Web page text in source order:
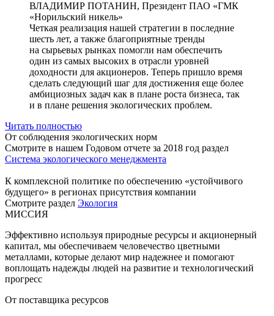
ВЛАДИМИР ПОТАНИН, Президент ПАО «ГМК
«Норильский никель»
Четкая реализация нашей стратегии в последние
шесть лет, а также благоприятные тренды
на сырьевых рынках помогли нам обеспечить
один из самых высоких в отрасли уровней
доходности для акционеров. Теперь пришло время
сделать следующий шаг для достижения еще более
амбициозных задач как в плане роста бизнеса, так
и в плане решения экологических проблем.
Читать полностью
От соблюдения экологических норм
Смотрите в нашем Годовом отчете за 2018 год раздел
Система экологического менеджмента
К комплексной политике по обеспечению «устойчивого
будущего» в регионах присутствия компании
Смотрите раздел Экология
МИССИЯ
Эффективно используя природные ресурсы и акционерный
капитал, мы обеспечиваем человечество цветными
металлами, которые делают мир надежнее и помогают
воплощать надежды людей на развитие и технологический
прогресс
От поставщика ресурсов